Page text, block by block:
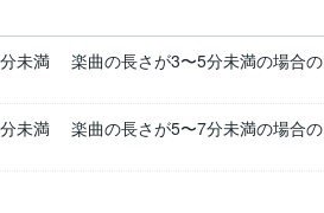
未満 楽曲の長さが3〜5分未満の場合の
未満 楽曲の長さが5〜7分未満の場合の